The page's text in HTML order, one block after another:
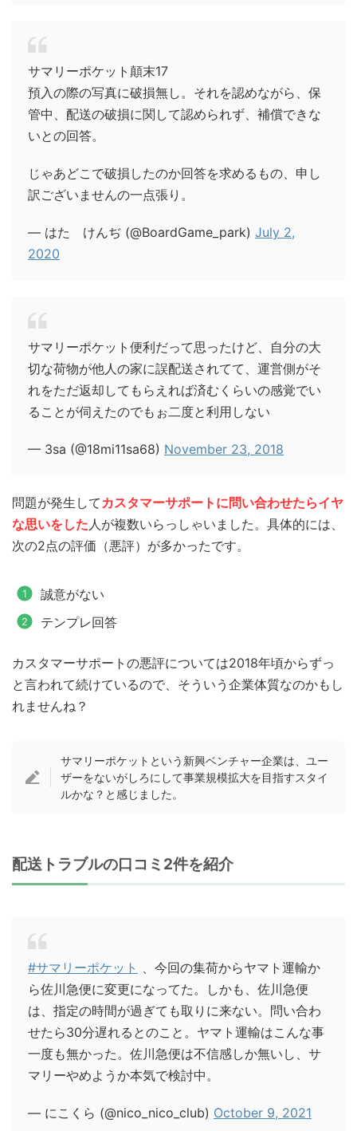
サマリーポケット顛末17
預入の際の写真に破損無し。それを認めながら、保
管中、配送の破損に関して認められず、補償できな
いとの回答。
じゃあどこで破損したのか回答を求めるもの、申し
訳ございませんの一点張り。
— はた けんぢ (@BoardGame_park) July 2,
2020
サマリーポケット便利だって思ったけど、自分の大
切な荷物が他人の家に誤配送されてて、運営側がそ
れをただ返却してもらえれば済むくらいの感覚でい
ることが伺えたのでもぉ二度と利用しない
— 3sa (@18mi11sa68) November 23, 2018
問題が発生して カスタマーサポートに問い合わせたらイヤ
な思いをした 人が複数いらっしゃいました。具体的には、
次の2点の評価（悪評）が多かったです。
誠意がない
テンプレ回答
カスタマーサポートの悪評については2018年頃からずっ
と言われて続けているので、そういう企業体質なのかもし
れませんね？
サマリーポケットという新興ベンチャー企業は、ユー
ザーをないがしろにして事業規模拡大を目指すスタイ
ルかな？と感じました。
配送トラブルの口コミ2件を紹介
#サマリーポケット 、今回の集荷からヤマト運輸か
ら佐川急便に変更になってた。しかも、佐川急便
は、指定の時間が過ぎても取りに来ない。問い合わ
せたら30分遅れるとのこと。ヤマト運輸はこんな事
一度も無かった。佐川急便は不信感しか無いし、サ
マリーやめようか本気で検討中。
— にこくら (@nico_nico_club) October 9, 2021